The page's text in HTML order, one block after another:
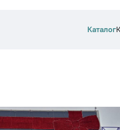
Каталог